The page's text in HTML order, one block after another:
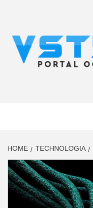
HOME TECHNOLOGIA